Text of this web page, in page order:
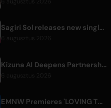
Sagiri Sol releases new single 'next to your love' after hiatus
6 augusztus 2026
Kizuna AI Deepens Partnership with Asobisystem Ahead of 10th Anniversary World Tour
EMNW Premieres 'LOVING TO GET US BY' Music Video on August 7